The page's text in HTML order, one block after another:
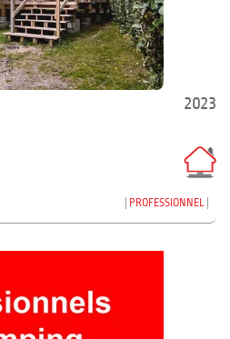
2023
PROFESSIONNEL